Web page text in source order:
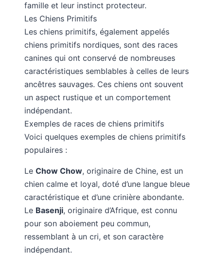
famille et leur instinct protecteur.
Les Chiens Primitifs
Les chiens primitifs, également appelés
chiens primitifs nordiques, sont des races
canines qui ont conservé de nombreuses
caractéristiques semblables à celles de leurs
ancêtres sauvages. Ces chiens ont souvent
un aspect rustique et un comportement
indépendant.
Exemples de races de chiens primitifs
Voici quelques exemples de chiens primitifs
populaires :
Le Chow Chow, originaire de Chine, est un
chien calme et loyal, doté d’une langue bleue
caractéristique et d’une crinière abondante.
Le Basenji, originaire d’Afrique, est connu
pour son aboiement peu commun,
ressemblant à un cri, et son caractère
indépendant.